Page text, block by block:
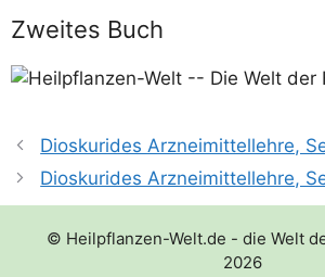
Zweites Buch
Dioskurides Arzneimittellehre,
Dioskurides Arzneimittellehre,
© Heilpflanzen-Welt.de - die Welt
2026